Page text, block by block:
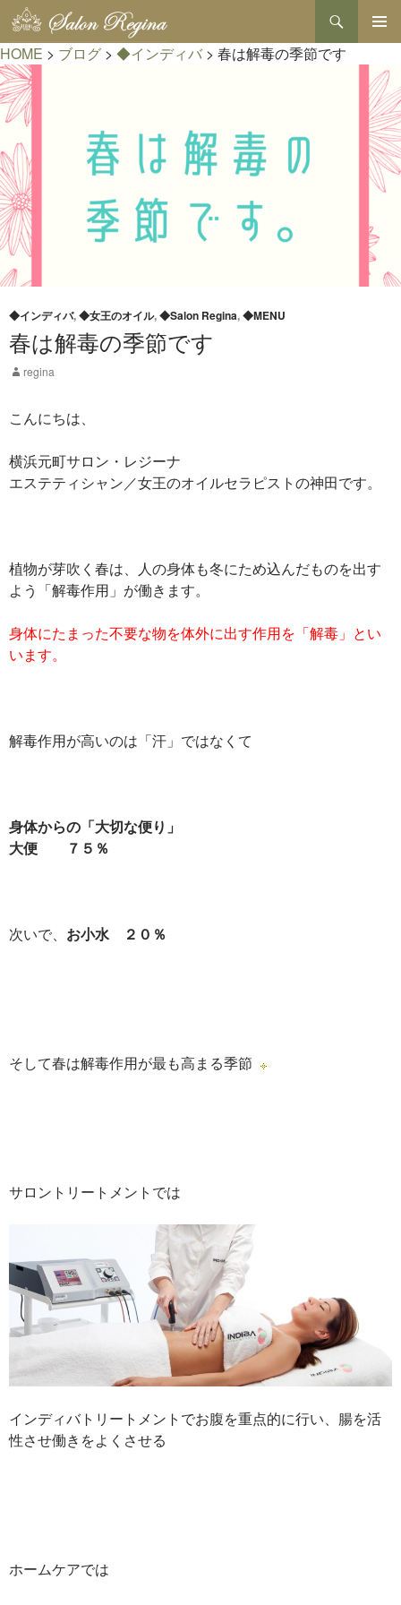
検
索
ニュー
ン
HOME > ブログ > ◆インディバ > 春は解毒の季節です
◆インディバ,◆女王のオイル,◆Salon Regina,◆MENU
春は解毒の季節です
regina
こんにちは、
横浜元町サロン・レジーナ
エステティシャン／女王のオイルセラピストの神田です。
植物が芽吹く春は、人の身体も冬にため込んだものを出す
よう「解毒作用」が働きます。
身体にたまった不要な物を体外に出す作用を「解毒」とい
います。
解毒作用が高いのは「汗」ではなくて
身体からの「大切な便り」
大便 ７５％
次いで、 お小水 ２０％
そして春は解毒作用が最も高まる季節
サロントリートメントでは
インディバトリートメントでお腹を重点的に行い、腸を活
性させ働きをよくさせる
ホームケアでは